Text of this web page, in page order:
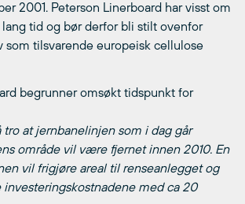
2001. Peterson Linerboard har visst om
tid og bør derfor bli stilt ovenfor
som tilsvarende europeisk cellulose
begrunner omsøkt tidspunkt for
at jernbanelinjen som i dag går
område vil være fjernet innen 2010. En
vil frigjøre areal til renseanlegget og
investeringskostnadene med ca 20